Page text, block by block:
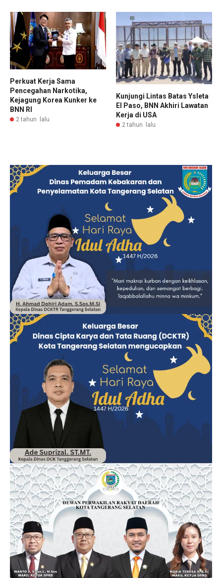
Perkuat Kerja Sama
Pencegahan Narkotika,
Kejagung Korea Kunker ke
BNN RI
2 tahun lalu
Kunjungi Lintas Batas Ysleta
El Paso, BNN Akhiri Lawatan
Kerja di USA
2 tahun lalu